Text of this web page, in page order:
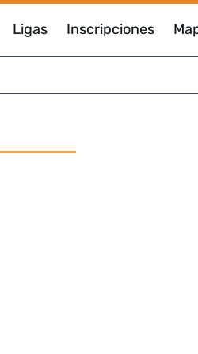
Ligas Inscripciones